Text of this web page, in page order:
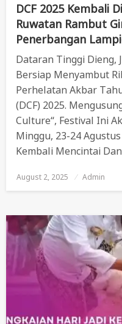
DCF 2025 Kembali
Ruwatan Rambut
Penerbangan
Dataran Tinggi Dieng,
Bersiap Menyambut
Perhelatan Akbar
(DCF) 2025.
Culture“, Festival Ini
Minggu, 23-24
Kembali Mencintai
Posted
On
August 2, 2025 Admin